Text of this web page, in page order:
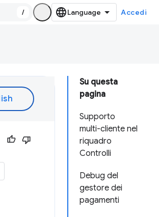
/ Accedi
Su questa
pagina
Supporto
multi-cliente nel
riquadro
Controlli
Debug del
gestore dei
pagamenti